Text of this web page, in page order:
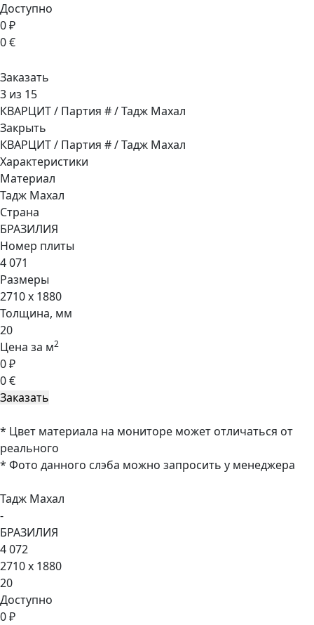
Доступно
0 ₽
0 €
Заказать
3 из 15
КВАРЦИТ / Партия # / Тадж Махал
Закрыть
КВАРЦИТ / Партия # / Тадж Махал
Характеристики
Материал
Тадж Махал
Страна
БРАЗИЛИЯ
Номер плиты
4 071
Размеры
2710 x 1880
Толщина, мм
20
Цена за м2
0 ₽
0 €
* Цвет материала на мониторе может отличаться от
реального
* Фото данного слэба можно запросить у менеджера
Тадж Махал
-
БРАЗИЛИЯ
4 072
2710 x 1880
20
Доступно
0 ₽